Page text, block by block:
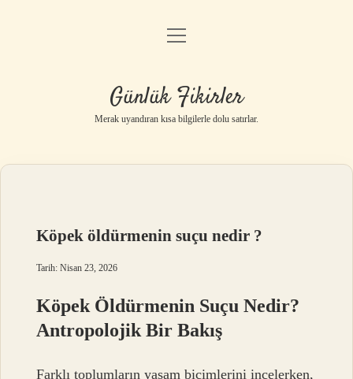
Anasayfa
Yasal Uyarı
menüyü
Günlük Fikirler
Merak uyandıran kısa bilgilerle dolu satırlar.
Köpek öldürmenin suçu nedir ?
Tarih: Nisan 23, 2026
Köpek Öldürmenin Suçu Nedir?
Antropolojik Bir Bakış
Farklı toplumların yaşam biçimlerini incelerken,